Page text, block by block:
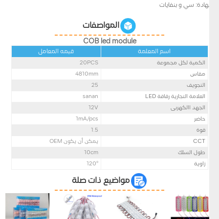
شهادة: سي و بنفايات
المواصفات
COB led module
اسم المعلمة قيمه المعامل
الكمية لكل مجموعة
20PCS
مقاس
4810mm
التجويف
25
العلامة التجارية رقاقة LED
sanan
الجهد االكهربى
12V
حاضِر
1mA/pcs
قوة
1.5
CCT
يمكن أن يكون OEM
طول السلك
10cm
زاوية
120°
مواضيع ذات صلة